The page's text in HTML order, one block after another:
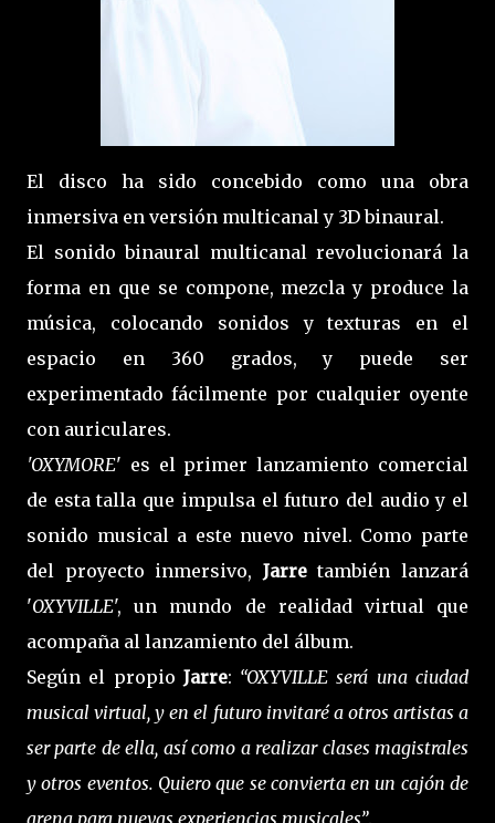
El disco ha sido concebido como una obra
inmersiva en versión multicanal y 3D binaural.
El sonido binaural multicanal revolucionará la
forma en que se compone, mezcla y produce la
música, colocando sonidos y texturas en el
espacio en 360 grados, y puede ser
experimentado fácilmente por cualquier oyente
con auriculares.
'OXYMORE' es el primer lanzamiento comercial
de esta talla que impulsa el futuro del audio y el
sonido musical a este nuevo nivel. Como parte
del proyecto inmersivo, Jarretambién lanzará
'OXYVILLE', un mundo de realidad virtual que
acompaña al lanzamiento del álbum.
Según el propio Jarre: “OXYVILLE será una ciudad
musical virtual, y en el futuro invitaré a otros artistas a
ser parte de ella, así como a realizar clases magistrales
y otros eventos. Quiero que se convierta en un cajón de
arena para nuevas experiencias musicales”.